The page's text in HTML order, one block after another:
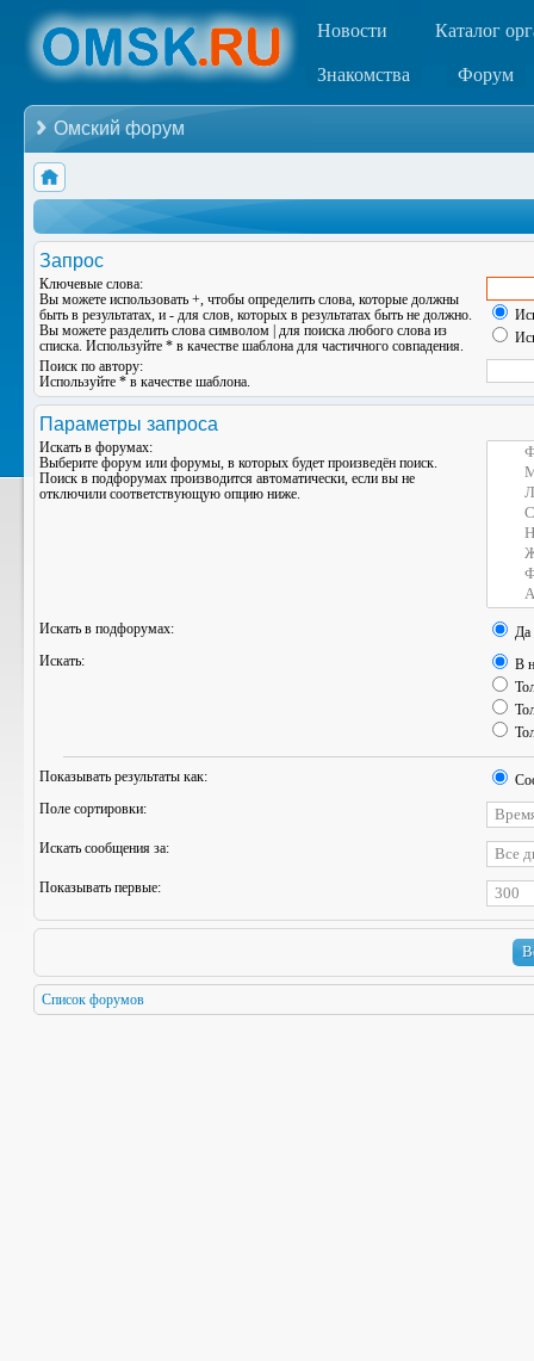
Новости Каталог
Знакомства Форум
Омский форум
Запрос
Ключевые слова:
Вы можете использовать +, чтобы определить слова, которые должны
быть в результатах, и - для слов, которых в результатах быть не должно.
Вы можете разделить слова символом для поиска любого слова из
списка. Используйте * в качестве шаблона для частичного совпадения.
Поиск по автору:
Используйте * в качестве шаблона.
Параметры запроса
Искать в форумах:
Выберите форум или форумы, в которых будет произведён поиск.
Поиск в подфорумах производится автоматически, если вы не
отключили соответствующую опцию ниже.
Искать в подфорумах:
Да
Искать:
В
Показывать результаты как:
Поле сортировки:
Искать сообщения за:
Показывать первые:
Список форумов